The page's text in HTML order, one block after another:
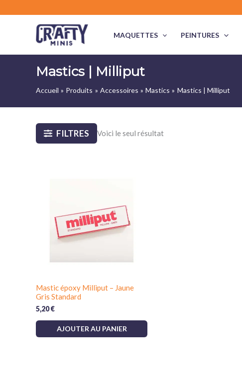
MAQUETTES PEINTURES
Mastics | Milliput
Accueil Produits Accessoires Mastics Mastics | Milliput
FILTRES Voici le seul résultat
Mastic époxy Milliput – Jaune
Gris Standard
5,20€
AJOUTER AU PANIER